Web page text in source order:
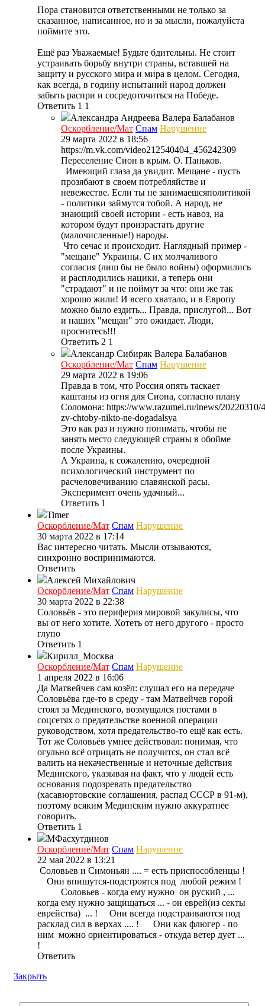
Пора становится ответственными не только за
сказанное, написанное, но и за мысли, пожалуйста
поймите это.
Ещё раз Уважаемые! Будьте бдительны. Не стоит
устраивать борьбу внутри страны, вставшей на
защиту и русского мира и мира в целом. Сегодня,
как всегда, в годину испытаний народ должен
забыть распри и сосредоточиться на Победе.
Ответить 1 1
Александра Андреева Валера Балабанов
Оскорбление/Мат Спам Нарушение
29 марта 2022 в 18:56
https://m.vk.com/video212540404_456242309
Переселение Сион в крым. О. Паньков.
Имеющий глаза да увидит. Мещане - пусть
прозябают в своем потребляйстве и
невежестве. Если ты не занимаешсяполитикой
- политики займутся тобой. А народ, не
знающий своей истории - есть навоз, на
котором будут произрастать другие
(малочисленные!) народы.
Что сечас и происходит. Наглядный пример -
"мещане" Украины. С их молчаливого
согласия (лиш бы не было войны) оформились
и расплодились нацики, а теперь они
"страдают" и не поймут за что: они же так
хорошо жили! И всего хватало, и в Европу
можно было ездить... Правда, прислугой... Вот
и наших "мещан" это ожидает. Люди,
проснитесь!!!
Ответить 2 1
Александр Сибиряк Валера Балабанов
Оскорбление/Мат Спам Нарушение
29 марта 2022 в 19:06
Правда в том, что Россия опять таскает
каштаны из огня для Сиона, согласно плану
Соломона: https://www.razumei.ru/inews/20220310/
zv-chtoby-nikto-ne-dogadalsya
Это как раз и нужно понимать, чтобы не
занять место следующей страны в обойме
после Украины.
А Украина, к сожалению, очередной
психологический инструмент по
расчеловечиванию славянской расы.
Эксперимент очень удачный...
Ответить 1
Timer
Оскорбление/Мат Спам Нарушение
30 марта 2022 в 17:14
Вас интересно читать. Мысли отзываются,
синхронно воспринимаются.
Ответить
Алексей Михайлович
Оскорбление/Мат Спам Нарушение
30 марта 2022 в 22:38
Соловьёв - это периферия мировой закулисы, что
вы от него хотите. Хотеть от него другого - просто
глупо
Ответить 1
Кирилл_Москва
Оскорбление/Мат Спам Нарушение
1 апреля 2022 в 16:06
Да Матвейчев сам козёл: слушал его на передаче
Соловьёва где-то в среду - там Матвейчев горой
стоял за Мединского, возмущался постами в
соцсетях о предательстве военной операции
руководством, хотя предательство-то ещё как есть.
Тот же Соловьёв умнее действовал: понимая, что
огульно всё отрицать не получится, он стал всё
валить на некачественные и неточные действия
Мединского, указывая на факт, что у людей есть
основания подозревать предательство
(хасавюртовские соглашения, распад СССР в 91-м),
поэтому всяким Мединским нужно аккуратнее
говорить.
Ответить 1
МФасхутдинов
Оскорбление/Мат Спам Нарушение
22 мая 2022 в 13:21
Соловьев и Симоньян .... = есть приспособленцы !
Они впишутся-подстроятся под любой режим !
Соловьев - когда ему нужно он руский , ...
когда ему нужно защищаться ... - он еврей(из секты
еврейства) ... ! Они всегда подстраиваются под
расклад сил в верхах .... ! Они как флюгер - по
ним можно ориентироваться - откуда ветер дует ...
!
Ответить
Закрыть